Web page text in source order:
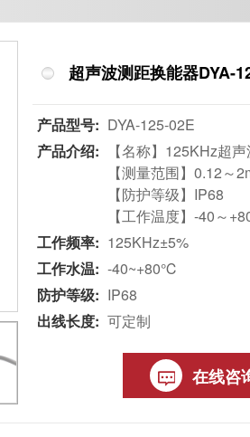
超声波测距换能器DYA-
产品型号: DYA-125-02E
产品介绍:
【名称】125KHz超
【测量范围】0.12～
【防护等级】IP68
【工作温度】-40～
工作频率: 125KHz±5%
工作水温: -40~+80℃
防护等级: IP68
出线长度: 可定制
在线咨